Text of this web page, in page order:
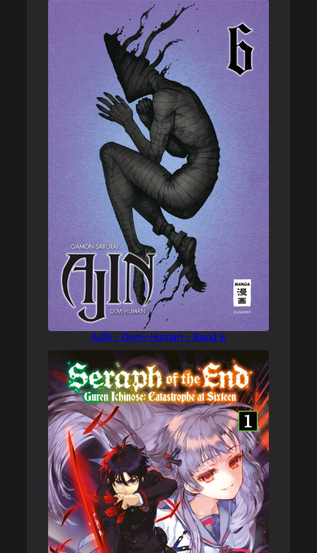
AJIN – Demi-Human – Band 6